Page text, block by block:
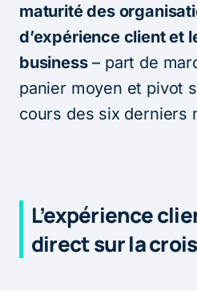
maturité des
d’expérience client et
business– part de
panier moyen et pivot
cours des six derniers
L’expérience
direct sur la